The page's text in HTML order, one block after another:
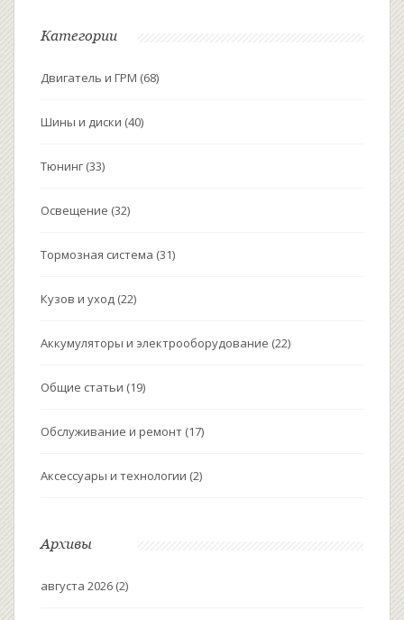
Категории
Двигатель и ГРМ (68)
Шины и диски (40)
Тюнинг (33)
Освещение (32)
Тормозная система (31)
Кузов и уход (22)
Аккумуляторы и электрооборудование (22)
Общие статьи (19)
Обслуживание и ремонт (17)
Аксессуары и технологии (2)
Архивы
августа 2026 (2)